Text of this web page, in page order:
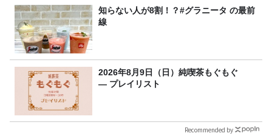
知らない人が8割！？#グラニータ の最前
線
2026年8月9日（日）純喫茶もぐもぐ
― プレイリスト
Recommended by